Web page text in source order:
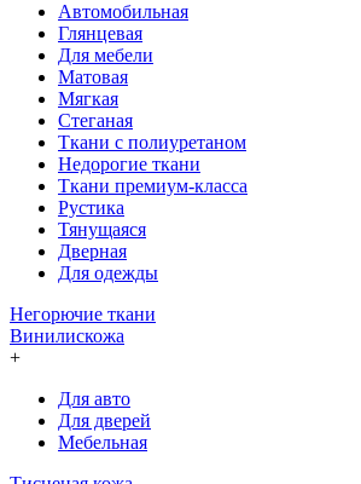
Автомобильная
Глянцевая
Для мебели
Матовая
Мягкая
Стеганая
Ткани с полиуретаном
Недорогие ткани
Ткани премиум-класса
Рустика
Тянущаяся
Дверная
Для одежды
Негорючие ткани
Винилискожа
+
Для авто
Для дверей
Мебельная